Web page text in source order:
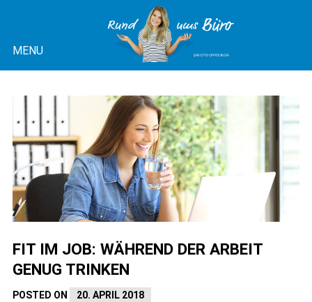
content
RUND UMS BÜRO
MENU
FIT IM JOB: WÄHREND DER ARBEIT
GENUG TRINKEN
POSTED ON
20. APRIL 2018